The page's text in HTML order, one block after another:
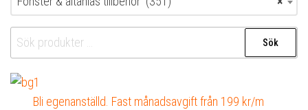
Sök
efter:
Sök
Bli egenanställd. Fast månadsavgift från 199 kr/m